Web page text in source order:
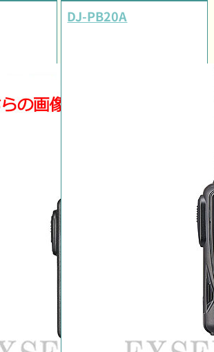
DJ-PB20A